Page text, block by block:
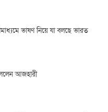
ভাষণ নিয়ে যা বলছে ভারত
আজহারী